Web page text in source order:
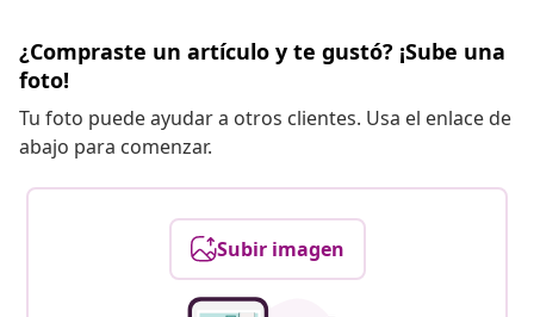
¿Compraste un artículo y te gustó? ¡Sube una
foto!
Tu foto puede ayudar a otros clientes. Usa el enlace de
abajo para comenzar.
Subir imagen